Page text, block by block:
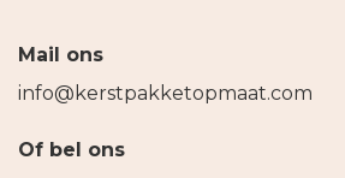
Mail ons
info@kerstpakketopmaat.com
Of bel ons